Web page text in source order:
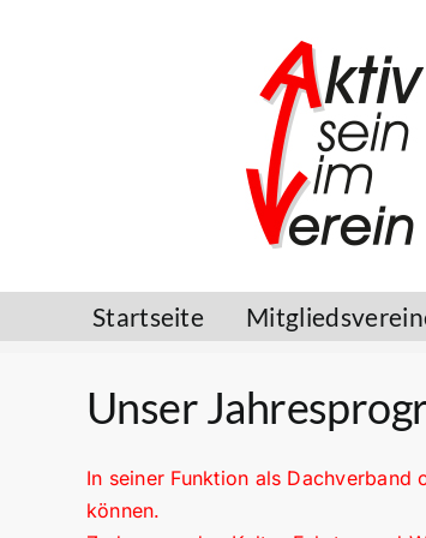
Startseite
Unser
In seiner Funktion als
können.